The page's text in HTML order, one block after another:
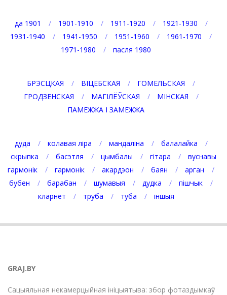
да 1901
1901-1910 1911-1920
1921-1930
1931-1940
1941-1950 1951-1960
1961-1970
1971-1980
пасля 1980
БРЭСЦКАЯ ВІЦЕБСКАЯ
ГОМЕЛЬСКАЯ
ГРОДЗЕНСКАЯ
МАГІЛЁЎСКАЯ
МІНСКАЯ
ПАМЕЖЖА І ЗАМЕЖЖА
дуда колавая ліра мандаліна
балалайка
скрыпка
басэтля цымбалы гітара
вуснавы
гармонік
гармонік акардэон баян
арган
бубен
барабан шумавыя дудка
пішчык
кларнет
труба туба іншыя
GRAJ.BY
Сацыяльная некамерцыйная ініцыятыва: збор фотаздымкаў